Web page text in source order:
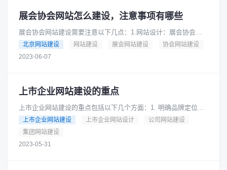
展会协会网站怎么建设，注意事项有哪些
展会协会网站建设需要注意以下几点：1.网站设计：展会协会网
站需要采用简洁、大气、美观的设计风格，突出展会协会的特点
和形象，便于用户浏览和使用......
北京网站建设 网站建设 展会网站建设
协会网站建设
2023-06-07
上市企业网站建设的重点
上市企业网站建设的重点包括以下几个方面：1. 明确品牌定位：
网站需要清晰地表达企业的品牌定位，传达企业的核心价值和竞
争优势。2. 提供详细的......
上市企业网站建设 上市企业网站设计
公司网站建设
集团网站建设
2023-05-31